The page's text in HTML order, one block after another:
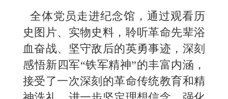
全体党员走进纪念馆，通过观看历
史图片、实物史料，聆听革命先辈浴
血奋战、坚守敌后的英勇事迹，深刻
感悟新四军“铁军精神”的丰富内涵，
接受了一次深刻的革命传统教育和精